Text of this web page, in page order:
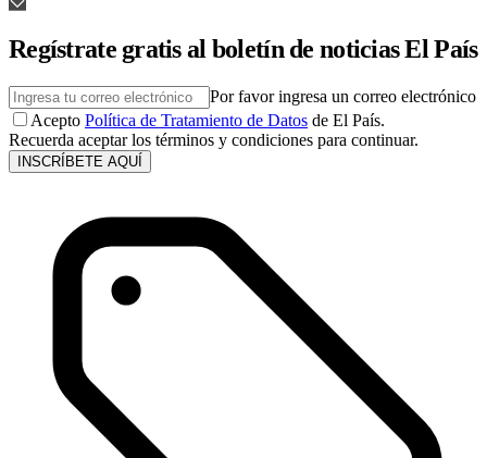
Regístrate gratis al boletín de noticias El País
Por favor ingresa un correo electrónico
Acepto Política de Tratamiento de Datos de El País.
Recuerda aceptar los términos y condiciones para continuar.
INSCRÍBETE AQUÍ